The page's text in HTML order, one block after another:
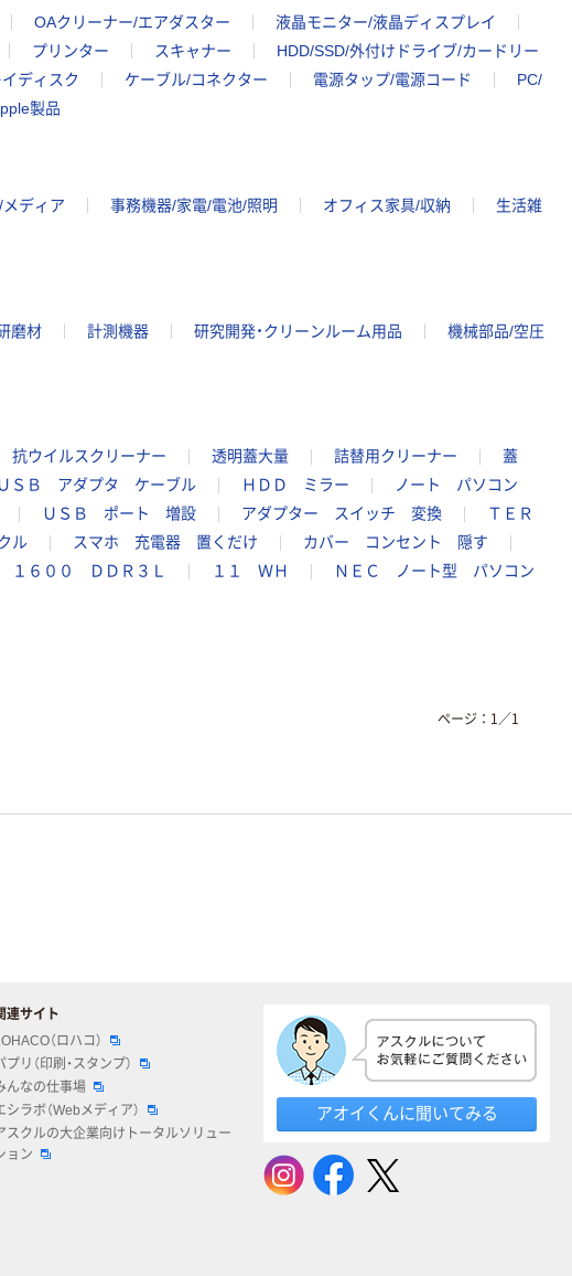
OAクリーナー/エアダスター
液晶モニター/液晶ディスプレイ
プリンター スキャナー
HDD/SSD/外付けドライブ/カードリー
ディスク ケーブル/コネクター 電源タップ/電源コード
PC/
製品
ディア 事務機器/家電/電池/照明 オフィス家具/収納
生活雑
磨材 計測機器 研究開発・クリーンルーム用品
機械部品/空圧
抗ウイルスクリーナー 透明蓋大量 詰替用クリーナー
蓋
ＳＢ アダプタ ケーブル ＨＤＤ ミラー
ノート パソコン
ＵＳＢ ポート 増設 アダプター スイッチ 変換
ＴＥＲ
ル スマホ 充電器 置くだけ
カバー コンセント 隠す
１６００ ＤＤＲ３Ｌ １１ ＷＨ ＮＥＣ ノート型 パソコン
ページ： 1／1
連サイト
（ロハコ）
プリ（印刷・スタンプ）
んなの仕事場
シラボ（Webメディア）
スクルの大企業向けトータルソリュー
ョン
アオイくんに聞いてみる